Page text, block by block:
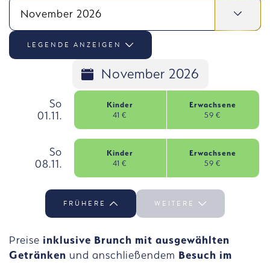
LEGENDE ANZEIGEN
November 2026
November 2026
, Sonntag, 1 November
So
01.11.
Kinder
41 €
Erwachsene
59 €
So 01.11. auswählen
, Sonntag, 8 November
So
08.11.
Kinder
41 €
Erwachsene
59 €
FRÜHERE WEITERE
Preise inklusive Brunch mit ausgewählten
Getränken und anschließendem Besuch im